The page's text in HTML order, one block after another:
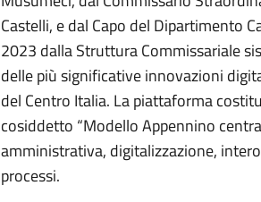
Castelli, e dal Capo del Dipartimento
2023 dalla Struttura Commissariale
delle più significative innovazioni
del Centro Italia. La piattaforma
cosiddetto “Modello Appennino
amministrativa, digitalizzazione,
processi.